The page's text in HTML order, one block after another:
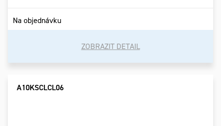
Na objednávku
ZOBRAZIT DETAIL
A10KSCLCL06